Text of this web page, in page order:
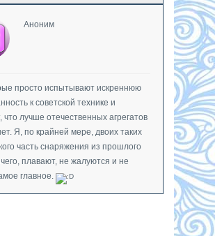
Аноним
просто испытывают искреннюю
к советской технике и
что лучше отечественных агрегатов
Я, по крайней мере, двоих таких
часть снаряжения из прошлого
плавают, не жалуются и не
главное.